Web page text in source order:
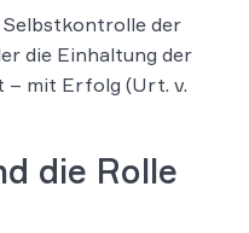
der
die Einhaltung der
– mit Erfolg (Urt. v.
die Rolle